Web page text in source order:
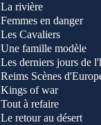
La rivière
Femmes en danger
Les Cavaliers
Une famille modèle
Les derniers jours de
Reims Scènes
Kings of war
Tout à refaire
Le retour au désert